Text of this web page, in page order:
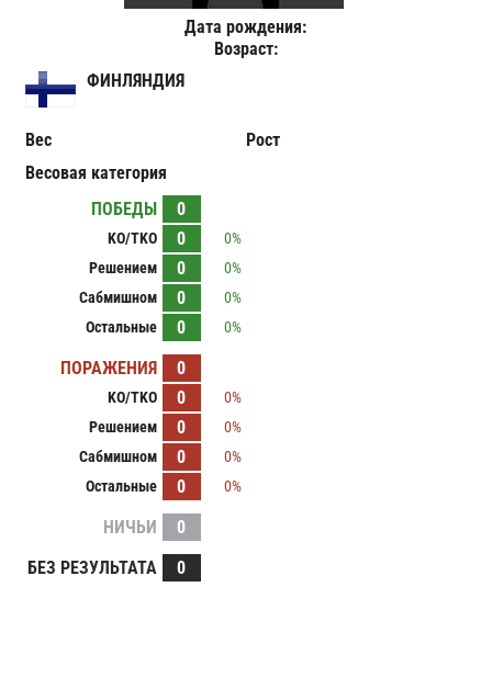
Дата рождения:
Возраст:
ФИНЛЯНДИЯ
Вес
Рост
Весовая категория
ПОБЕДЫ
0
KO/TKO 0
0%
Решением
0
0%
Сабмишном
0
0%
Остальные
0 0%
ПОРАЖЕНИЯ 0
KO/TKO 0
0%
Решением
0
0%
Сабмишном
0
0%
Остальные
0 0%
НИЧЬИ
0
БЕЗ РЕЗУЛЬТАТА
0